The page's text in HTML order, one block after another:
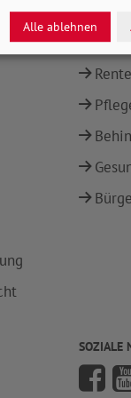
Themen
Rente
SOZIALE
Alle ablehnen